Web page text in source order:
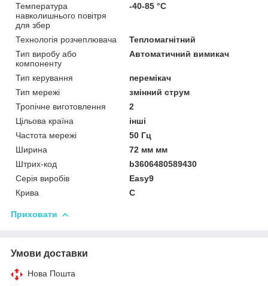
Температура
навколишнього повітря
для збер
-40-85 °C
Технологія розчеплювача
Тепломагнітний
Тип виробу або
компоненту
Автоматичний вимикач
Тип керування
перемікач
Тип мережі
змінний струм
Тропічне виготовлення
2
Цільова країна
інші
Частота мережі
50 Гц
Ширина
72 мм мм
Штрих-код
b3606480589430
Серія виробів
Easy9
Крива
C
Приховати
Умови доставки
Нова Пошта